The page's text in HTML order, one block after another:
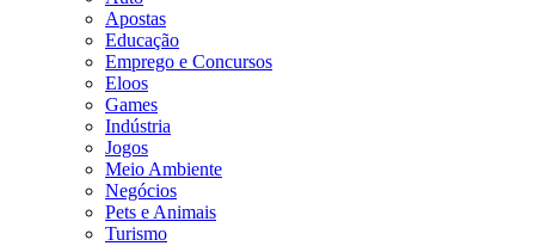
Apostas
Educação
Emprego e Concursos
Eloos
Games
Indústria
Jogos
Meio Ambiente
Negócios
Pets e Animais
Turismo